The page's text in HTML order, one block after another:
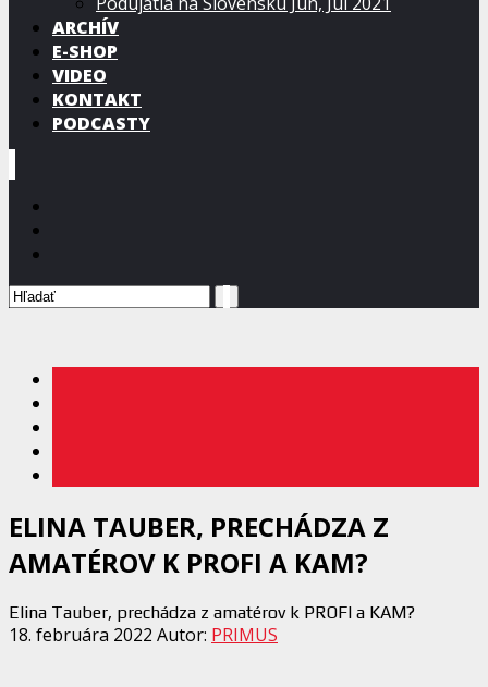
ARCHÍV
E-SHOP
VIDEO
KONTAKT
PODCASTY
ELINA TAUBER, PRECHÁDZA Z
AMATÉROV K PROFI A KAM?
Elina Tauber, prechádza z amatérov k PROFI a KAM?
18. februára 2022 Autor: PRIMUS